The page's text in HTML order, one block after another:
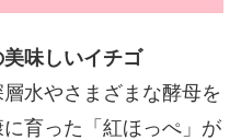
味しいイチゴ
水やさまざまな酵母を
育った「紅ほっぺ」が